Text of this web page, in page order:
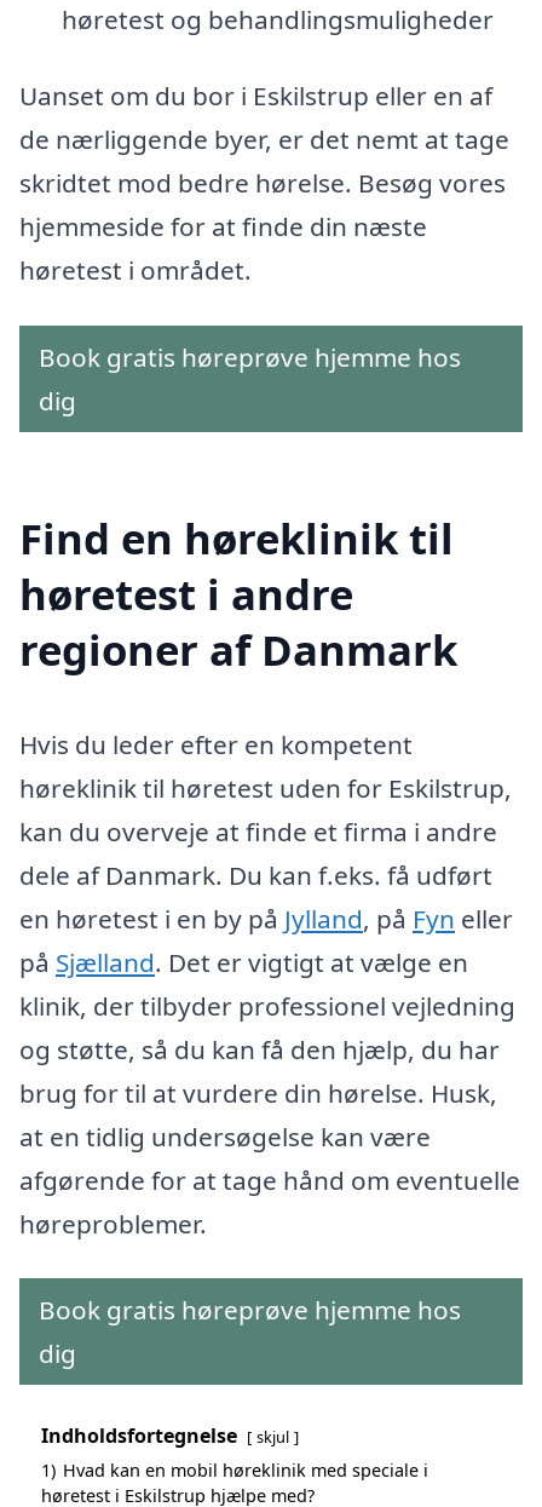
høretest og behandlingsmuligheder
Uanset om du bor i Eskilstrup eller en af
de nærliggende byer, er det nemt at tage
skridtet mod bedre hørelse. Besøg vores
hjemmeside for at finde din næste
høretest i området.
Book gratis høreprøve hjemme hos
dig
Find en høreklinik til
høretest i andre
regioner af Danmark
Hvis du leder efter en kompetent
høreklinik til høretest uden for Eskilstrup,
kan du overveje at finde et firma i andre
dele af Danmark. Du kan f.eks. få udført
en høretest i en by på Jylland, på Fyn eller
på Sjælland. Det er vigtigt at vælge en
klinik, der tilbyder professionel vejledning
og støtte, så du kan få den hjælp, du har
brug for til at vurdere din hørelse. Husk,
at en tidlig undersøgelse kan være
afgørende for at tage hånd om eventuelle
høreproblemer.
Book gratis høreprøve hjemme hos
dig
Indholdsfortegnelse skjul
1) Hvad kan en mobil høreklinik med speciale i
høretest i Eskilstrup hjælpe med?